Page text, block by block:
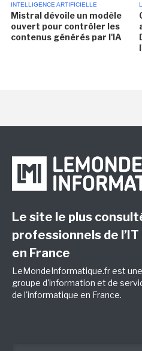
INTELLIGENCE ARTIFICIELLE
Mistral dévoile un modèle
ouvert pour contrôler les
contenus générés par l'IA
Le site le plus
professionnels de
en France
LeMondeInformatique.fr est
groupe d'information et de
de l'informatique en France.